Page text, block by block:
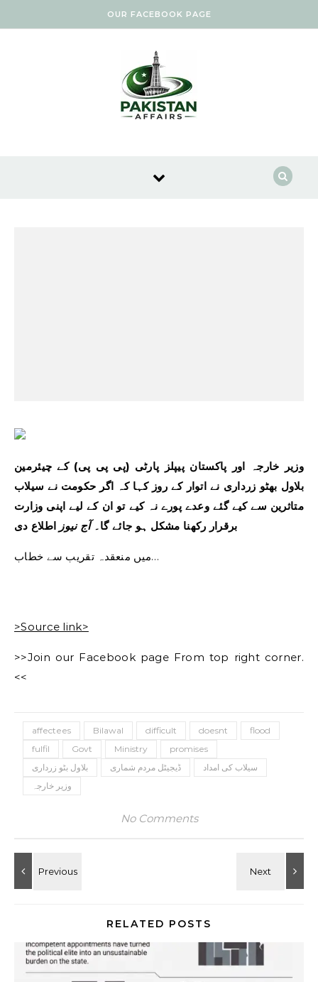
OUR FACEBOOK PAGE
وزیر خارجہ اور پاکستان پیپلز پارٹی (پی پی پی) کے چیئرمین
بلاول بھٹو زرداری نے اتوار کے روز کہا کہ اگر حکومت نے سیلاب
متاثرین سے کیے گئے وعدے پورے نہ کیے تو ان کے لیے اپنی وزارت
برقرار رکھنا مشکل ہو جائے گا۔آج نیوز اطلاع دی
میں منعقدہ تقریب سے خطاب…
>Source link>
>>Join our Facebook page From top right corner.
<<
affectees Bilawal difficult doesnt
flood
fulfil
Govt Ministry
promises
بلاول بٹو زرداری
ڈیجیٹل مردم شماری
سیلاب کی امداد
وزیر خارجہ
No Comments
RELATED POSTS